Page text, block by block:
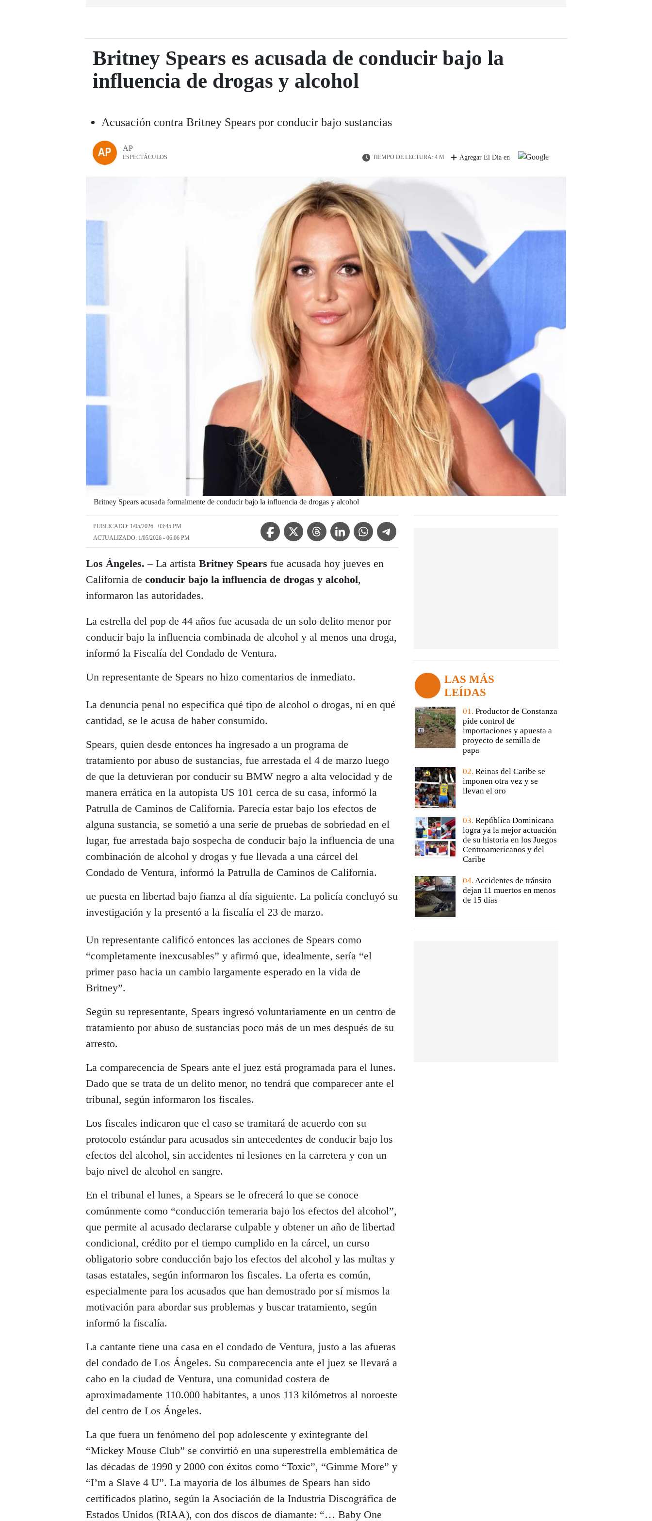
Britney Spears es acusada de conducir bajo la
influencia de drogas y alcohol
Acusación contra Britney Spears por conducir bajo sustancias
AP
ESPECTÁCULOS TIEMPO DE LECTURA: 4 M Agregar El Día en
Britney Spears acusada formalmente de conducir bajo la influencia de drogas y alcohol
PUBLICADO: 1/05/2026 - 03:45 PM
ACTUALIZADO: 1/05/2026 - 06:06 PM
Facebook IconTwitter IconThreads IconLinkedin IconWhatsApp IconTelegram Icon
Los Ángeles. – La artista Britney Spears fue acusada hoy jueves en
California de conducir bajo la influencia de drogas y alcohol,
informaron las autoridades.
La estrella del pop de 44 años fue acusada de un solo delito menor por
conducir bajo la influencia combinada de alcohol y al menos una droga,
informó la Fiscalía del Condado de Ventura.
Un representante de Spears no hizo comentarios de inmediato.
La denuncia penal no especifica qué tipo de alcohol o drogas, ni en qué
cantidad, se le acusa de haber consumido.
Spears, quien desde entonces ha ingresado a un programa de
tratamiento por abuso de sustancias, fue arrestada el 4 de marzo luego
de que la detuvieran por conducir su BMW negro a alta velocidad y de
manera errática en la autopista US 101 cerca de su casa, informó la
Patrulla de Caminos de California. Parecía estar bajo los efectos de
alguna sustancia, se sometió a una serie de pruebas de sobriedad en el
lugar, fue arrestada bajo sospecha de conducir bajo la influencia de una
combinación de alcohol y drogas y fue llevada a una cárcel del
Condado de Ventura, informó la Patrulla de Caminos de California.
ue puesta en libertad bajo fianza al día siguiente. La policía concluyó su
investigación y la presentó a la fiscalía el 23 de marzo.
Un representante calificó entonces las acciones de Spears como
“completamente inexcusables” y afirmó que, idealmente, sería “el
primer paso hacia un cambio largamente esperado en la vida de
Britney”.
Según su representante, Spears ingresó voluntariamente en un centro de
tratamiento por abuso de sustancias poco más de un mes después de su
arresto.
La comparecencia de Spears ante el juez está programada para el lunes.
Dado que se trata de un delito menor, no tendrá que comparecer ante el
tribunal, según informaron los fiscales.
Los fiscales indicaron que el caso se tramitará de acuerdo con su
protocolo estándar para acusados ​​sin antecedentes de conducir bajo los
efectos del alcohol, sin accidentes ni lesiones en la carretera y con un
bajo nivel de alcohol en sangre.
En el tribunal el lunes, a Spears se le ofrecerá lo que se conoce
comúnmente como “conducción temeraria bajo los efectos del alcohol”,
que permite al acusado declararse culpable y obtener un año de libertad
condicional, crédito por el tiempo cumplido en la cárcel, un curso
obligatorio sobre conducción bajo los efectos del alcohol y las multas y
tasas estatales, según informaron los fiscales. La oferta es común,
especialmente para los acusados ​​que han demostrado por sí mismos la
motivación para abordar sus problemas y buscar tratamiento, según
informó la fiscalía.
La cantante tiene una casa en el condado de Ventura, justo a las afueras
del condado de Los Ángeles. Su comparecencia ante el juez se llevará a
cabo en la ciudad de Ventura, una comunidad costera de
aproximadamente 110.000 habitantes, a unos 113 kilómetros al noroeste
del centro de Los Ángeles.
La que fuera un fenómeno del pop adolescente y exintegrante del
“Mickey Mouse Club” se convirtió en una superestrella emblemática de
las décadas de 1990 y 2000 con éxitos como “Toxic”, “Gimme More” y
“I’m a Slave 4 U”. La mayoría de los álbumes de Spears han sido
certificados platino, según la Asociación de la Industria Discográfica de
Estados Unidos (RIAA), con dos discos de diamante: “… Baby One
LAS MÁS
LEÍDAS
01. Productor de Constanza
pide control de
importaciones y apuesta a
proyecto de semilla de
papa
02. Reinas del Caribe se
imponen otra vez y se
llevan el oro
03. República Dominicana
logra ya la mejor actuación
de su historia en los Juegos
Centroamericanos y del
Caribe
04. Accidentes de tránsito
dejan 11 muertos en menos
de 15 días